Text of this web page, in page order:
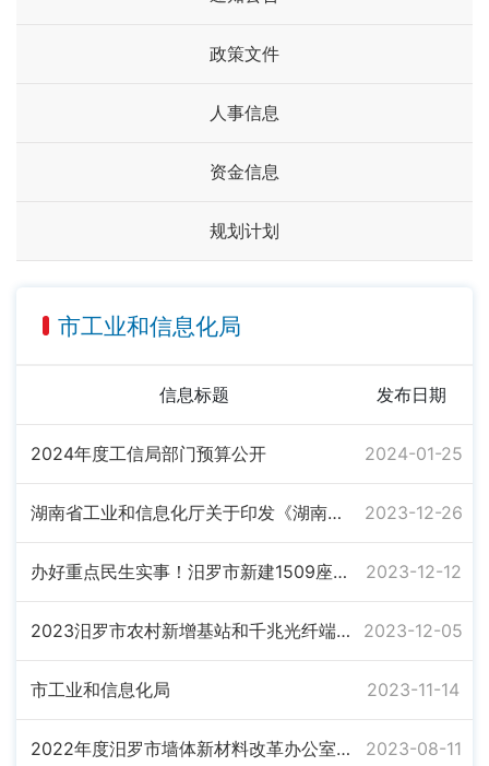
政策文件
人事信息
资金信息
规划计划
市工业和信息化局
信息标题 发布日期
2024年度工信局部门预算公开 2024-01-25
湖南省工业和信息化厅关于印发《湖南省传统优势食品产区和特色产业培育办法》的通知 2023-12-26
办好重点民生实事！汨罗市新建1509座5G基站 2023-12-12
2023汨罗市农村新增基站和千兆光纤端口工作完成情况公示 2023-12-05
市工业和信息化局 2023-11-14
2022年度汨罗市墙体新材料改革办公室部门决算 2023-08-11